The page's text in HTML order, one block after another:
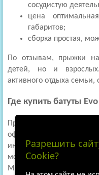
сосудистую
цена
габаритов;
сборка простая,
По отзывам, прыжки
детей, но и
активного отдыха
Где купить батуты
Предлагаем купить
официальном сайте
интернет-магазина
модели для дома и
Москве и другим
Разрешить
Cookie?